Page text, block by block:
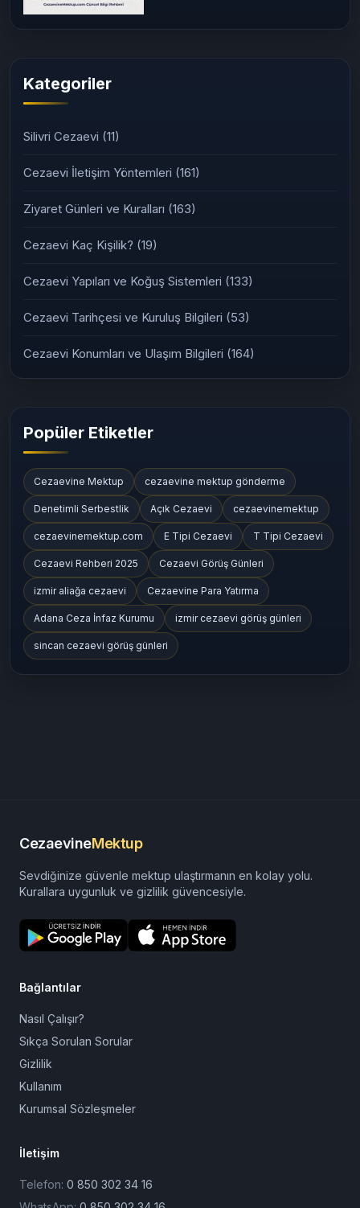
Kategoriler
Silivri Cezaevi (11)
Cezaevi İletişim Yöntemleri (161)
Ziyaret Günleri ve Kuralları (163)
Cezaevi Kaç Kişilik? (19)
Cezaevi Yapıları ve Koğuş Sistemleri (133)
Cezaevi Tarihçesi ve Kuruluş Bilgileri (53)
Cezaevi Konumları ve Ulaşım Bilgileri (164)
Popüler Etiketler
Cezaevine Mektup cezaevine mektup gönderme
Denetimli Serbestlik Açık Cezaevi cezaevinemektup
cezaevinemektup.com E Tipi Cezaevi T Tipi Cezaevi
Cezaevi Rehberi 2025 Cezaevi Görüş Günleri
izmir aliağa cezaevi Cezaevine Para Yatırma
Adana Ceza İnfaz Kurumu izmir cezaevi görüş günleri
sincan cezaevi görüş günleri
CezaevineMektup
Sevdiğinize güvenle mektup ulaştırmanın en kolay yolu.
Kurallara uygunluk ve gizlilik güvencesiyle.
Bağlantılar
Nasıl Çalışır?
Sıkça Sorulan Sorular
Gizlilik
Kullanım
Kurumsal Sözleşmeler
İletişim
Telefon: 0 850 302 34 16